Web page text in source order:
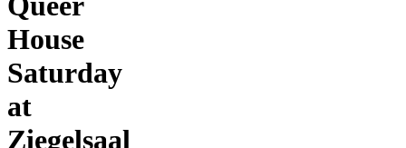
House
Saturday
at
Ziegelsaal